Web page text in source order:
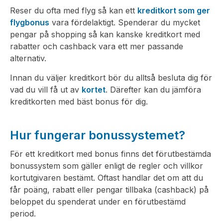
Reser du ofta med flyg så kan ett kreditkort som ger
flygbonus vara fördelaktigt. Spenderar du mycket
pengar på shopping så kan kanske kreditkort med
rabatter och cashback vara ett mer passande
alternativ.
Innan du väljer kreditkort bör du alltså besluta dig för
vad du vill få ut av kortet. Därefter kan du jämföra
kreditkorten med bäst bonus för dig.
Hur fungerar bonussystemet?
För ett kreditkort med bonus finns det förutbestämda
bonussystem som gäller enligt de regler och villkor
kortutgivaren bestämt. Oftast handlar det om att du
får poäng, rabatt eller pengar tillbaka (cashback) på
beloppet du spenderat under en förutbestämd
period.